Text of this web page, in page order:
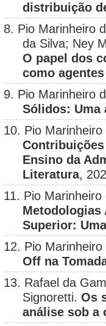
distribuição
8. Pio Marinheiro
da Silva; Ney
O papel dos
como
9. Pio Marinheiro
Sólidos: Uma
10. Pio
Ensino da
Literatura,
11. Pio
Metodologias
Superior:
12. Pio
Off na
13. Rafael da
Signoretti.Os
análise sob a